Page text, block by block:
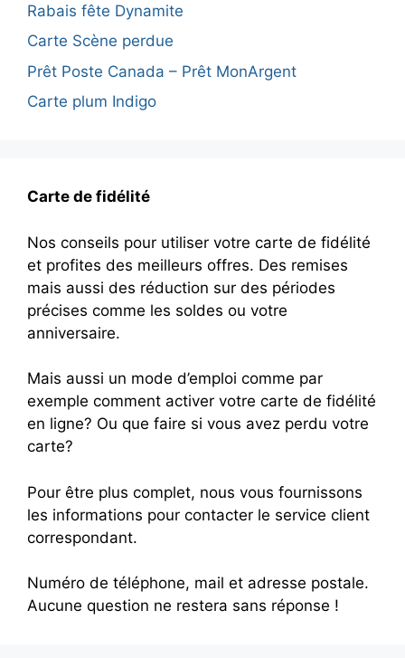
Rabais fête Dynamite
Carte Scène perdue
Prêt Poste Canada – Prêt MonArgent
Carte plum Indigo
Carte de fidélité
Nos conseils pour utiliser votre carte de fidélité
et profites des meilleurs offres. Des remises
mais aussi des réduction sur des périodes
précises comme les soldes ou votre
anniversaire.
Mais aussi un mode d’emploi comme par
exemple comment activer votre carte de fidélité
en ligne? Ou que faire si vous avez perdu votre
carte?
Pour être plus complet, nous vous fournissons
les informations pour contacter le service client
correspondant.
Numéro de téléphone, mail et adresse postale.
Aucune question ne restera sans réponse !